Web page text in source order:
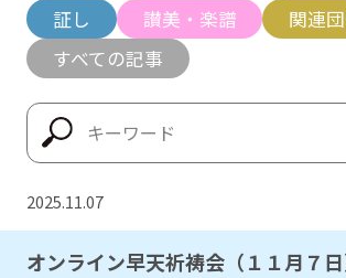
証し
讃美・楽譜
関連
すべての記事
2025.11.07
オンライン早天祈祷会（１１月７日